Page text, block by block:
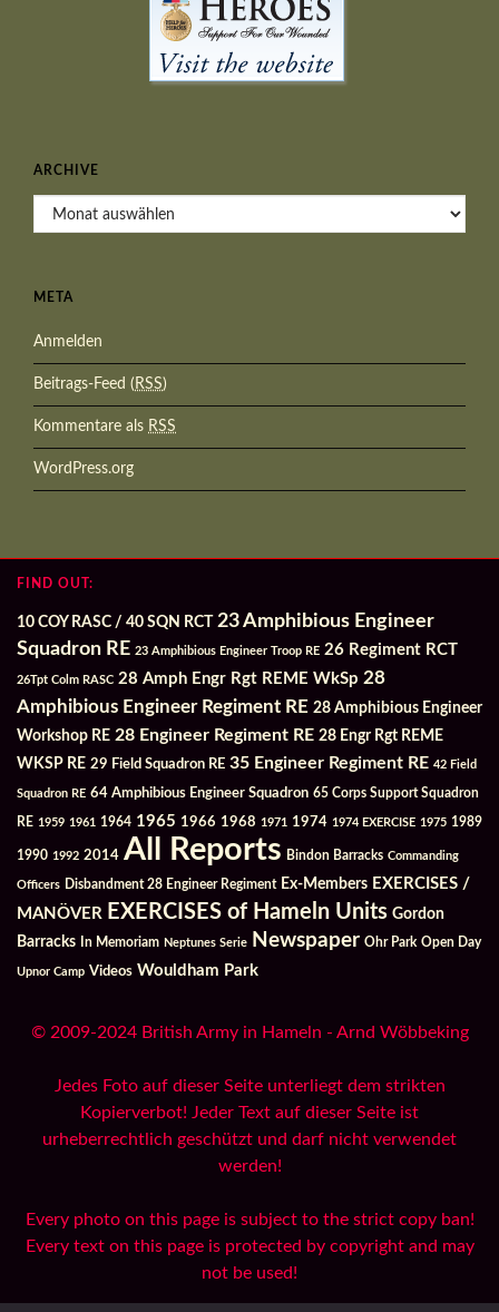
ARCHIVE
Archive
META
Anmelden
Beitrags-Feed ( RSS)
Kommentare als RSS
WordPress.org
FIND OUT:
10 COY RASC / 40 SQN RCT
23 Amphibious Engineer
Squadron RE 23 Amphibious Engineer Troop RE 26 Regiment RCT
26Tpt Colm RASC 28 Amph Engr Rgt REME WkSp 28
Amphibious Engineer Regiment RE 28 Amphibious Engineer
Workshop RE 28 Engineer Regiment RE 28 Engr Rgt REME
WKSP RE 29 Field Squadron RE 35 Engineer Regiment RE 42 Field
Squadron RE 64 Amphibious Engineer Squadron 65 Corps Support Squadron
RE 1959 1961 1964 1965 1966 1968 1971 1974 1974 EXERCISE 1975 1989
1990 1992 2014 All Reports Bindon Barracks Commanding
Officers Disbandment 28 Engineer Regiment Ex-Members EXERCISES /
MANÖVER EXERCISES of Hameln Units Gordon
Barracks
In Memoriam Neptunes Serie Newspaper Ohr Park Open Day
Upnor Camp Videos Wouldham Park
© 2009-2024 British Army in Hameln - Arnd Wöbbeking
Jedes Foto auf dieser Seite unterliegt dem strikten
Kopierverbot! Jeder Text auf dieser Seite ist
urheberrechtlich geschützt und darf nicht verwendet
werden!
Every photo on this page is subject to the strict copy ban!
Every text on this page is protected by copyright and may
not be used!